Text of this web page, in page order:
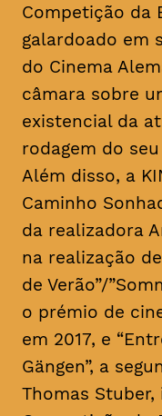
Competição da
galardoado em
do Cinema
câmara sobre
existencial da
rodagem do
Além disso, a
Caminho
da realizadora
na realização
de Verão”/
o prémio de
em 2017, e
Gängen”, a
Thomas